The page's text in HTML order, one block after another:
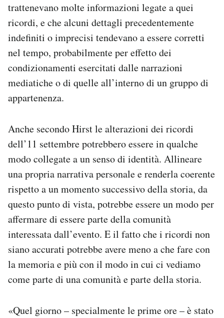
trattenevano molte informazioni legate a quei
ricordi, e che alcuni dettagli precedentemente
indefiniti o imprecisi tendevano a essere corretti
nel tempo, probabilmente per effetto dei
condizionamenti esercitati dalle narrazioni
mediatiche o di quelle all’interno di un gruppo di
appartenenza.
Anche secondo Hirst le alterazioni dei ricordi
dell’11 settembre potrebbero essere in qualche
modo collegate a un senso di identità. Allineare
una propria narrativa personale e renderla coerente
rispetto a un momento successivo della storia, da
questo punto di vista, potrebbe essere un modo per
affermare di essere parte della comunità
interessata dall’evento. E il fatto che i ricordi non
siano accurati potrebbe avere meno a che fare con
la memoria e più con il modo in cui ci vediamo
come parte di una comunità e parte della storia.
«Quel giorno – specialmente le prime ore – è stato